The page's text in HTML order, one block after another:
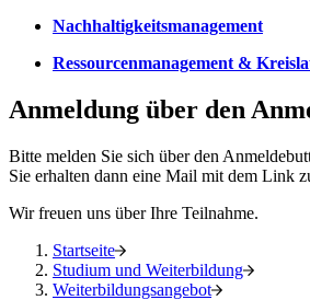
Nachhaltigkeitsmanagement
Ressourcenmanagement &
Anmeldung über den
Bitte melden Sie sich über den
Sie erhalten dann eine Mail mit dem Link
Wir freuen uns über Ihre Teilnahme.
Startseite
Studium und Weiterbildung
Weiterbildungsangebot